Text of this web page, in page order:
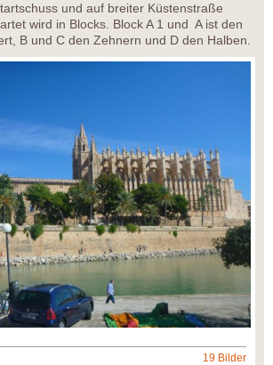
und auf breiter Küstenstraße
wird in Blocks. Block A 1 und A ist den
B und C den Zehnern und D den Halben.
19 Bilder